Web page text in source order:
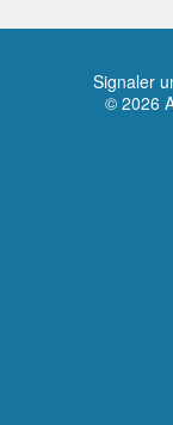
Signaler
© 2026